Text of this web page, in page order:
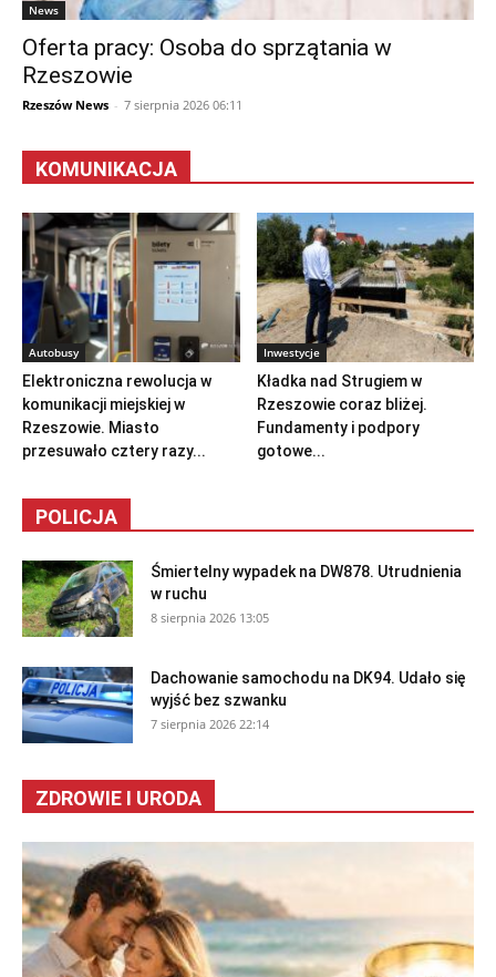
News
Oferta pracy: Osoba do sprzątania w
Rzeszowie
Rzeszów News - 7 sierpnia 2026 06:11
KOMUNIKACJA
Autobusy
Elektroniczna rewolucja w
komunikacji miejskiej w
Rzeszowie. Miasto
przesuwało cztery razy...
Inwestycje
Kładka nad Strugiem w
Rzeszowie coraz bliżej.
Fundamenty i podpory
gotowe...
POLICJA
Śmiertelny wypadek na DW878. Utrudnienia
w ruchu
8 sierpnia 2026 13:05
Dachowanie samochodu na DK94. Udało się
wyjść bez szwanku
7 sierpnia 2026 22:14
ZDROWIE I URODA